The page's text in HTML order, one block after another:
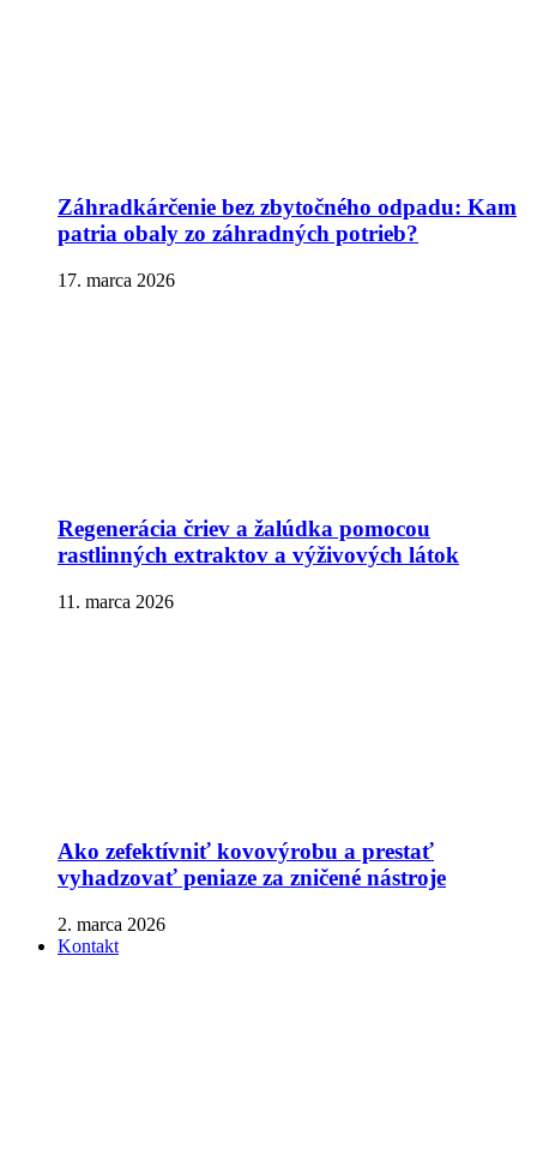
Záhradkárčenie bez zbytočného odpadu: Kam
patria obaly zo záhradných potrieb?
17. marca 2026
Regenerácia čriev a žalúdka pomocou
rastlinných extraktov a výživových látok
11. marca 2026
Ako zefektívniť kovovýrobu a prestať
vyhadzovať peniaze za zničené nástroje
2. marca 2026
Kontakt